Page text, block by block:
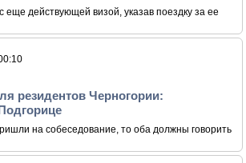
еще действующей визой, указав поездку за ее
резидентов Черногории:
на собеседование, то оба должны говорить